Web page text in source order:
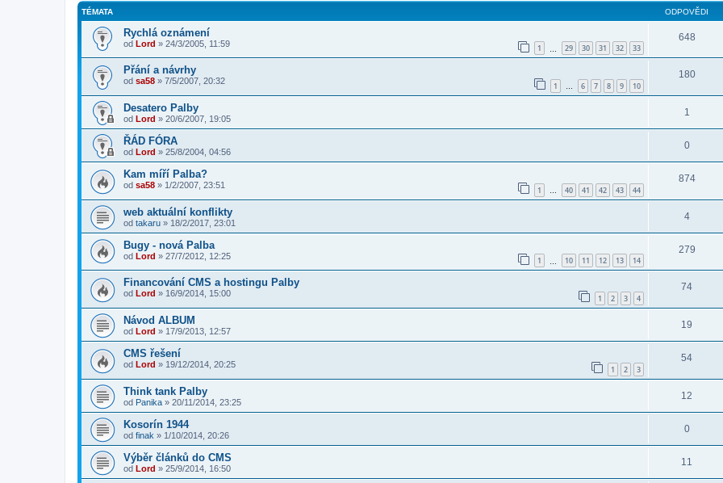
TÉMATA ODPOVĚDI
Rychlá oznámení
od Lord » 24/3/2005, 11:59 1 29 30 31 32 33
648
Přání a návrhy
od sa58 » 7/5/2007, 20:32 1 … 6 7 8 9 10
180
Desatero Palby
od Lord » 20/6/2007, 19:05
1
ŘÁD FÓRA
od Lord » 25/8/2004, 04:56
0
Kam míří Palba?
od sa58 » 1/2/2007, 23:51 1 … 40 41 42 43 44
874
web aktuální konflikty
od takaru » 18/2/2017, 23:01
4
Bugy - nová Palba
od Lord » 27/7/2012, 12:25 1 10 11 12 13 14
279
Financování CMS a hostingu Palby
od Lord » 16/9/2014, 15:00 1 2 3 4
74
Návod ALBUM
od Lord » 17/9/2013, 12:57
19
CMS řešení
od Lord » 19/12/2014, 20:25 1 2 3
54
Think tank Palby
od Panika » 20/11/2014, 23:25
12
Kosorín 1944
od finak » 1/10/2014, 20:26
0
Výběr článků do CMS
od Lord » 25/9/2014, 16:50
11